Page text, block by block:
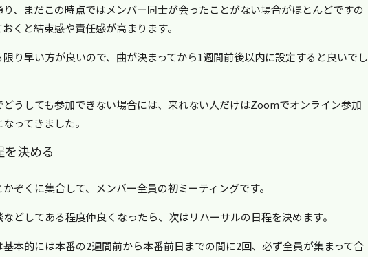
、まだこの時点ではメンバー同士が会ったことがない場合がほとんどですの
くと結束感や責任感が高まります。
り早い方が良いので、曲が決まってから1週間前後以内に設定すると良いでし
うしても参加できない場合には、来れない人だけはZoomでオンライン参加
ってきました。
決める
ぞくに集合して、メンバー全員の初ミーティングです。
どしてある程度仲良くなったら、次はリハーサルの日程を決めます。
本的には本番の2週間前から本番前日までの間に2回、必ず全員が集まって合